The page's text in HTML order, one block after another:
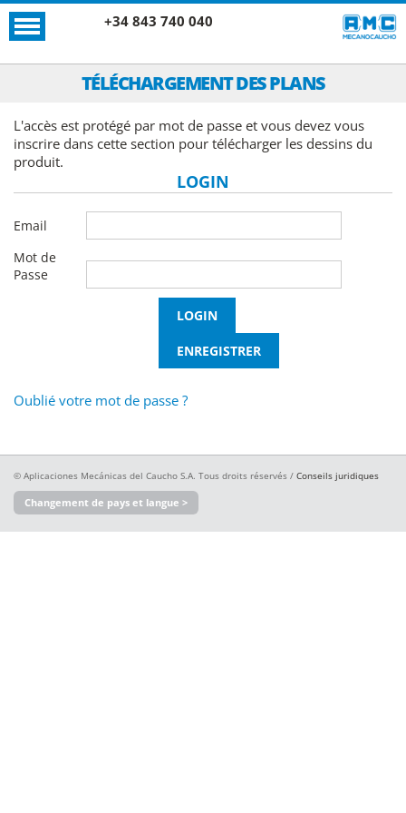
+34 843 740 040
TÉLÉCHARGEMENT DES PLANS
L'accès est protégé par mot de passe et vous devez vous
inscrire dans cette section pour télécharger les dessins du
produit.
LOGIN
Email
Mot de
Passe
Oublié votre mot de passe ?
© Aplicaciones Mecánicas del Caucho S.A. Tous droits réservés / Conseils juridiques
Changement de pays et langue >